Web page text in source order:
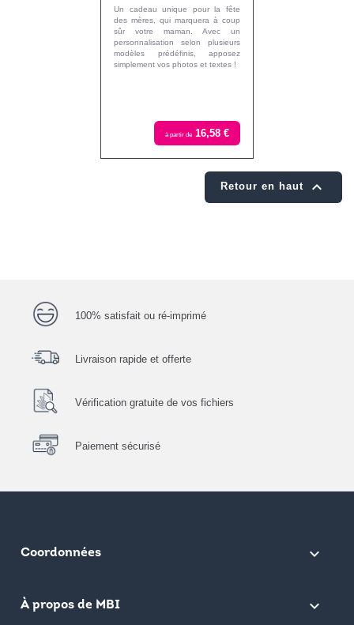
Un cadeau unique pour la fête
des mères, qui marquera à coup
sûr votre maman. Avec un
personnalisation selon plusieurs
modèles prédéfinis, apposez
simplement vos photos et textes !
à partir de 16,58 €
Retour en haut 
100% satisfait ou ré-imprimé
Livraison rapide et offerte
Vérification gratuite de vos fichiers
Paiement sécurisé
Coordonnées keyboard_arrow_down
À propos de MBI 